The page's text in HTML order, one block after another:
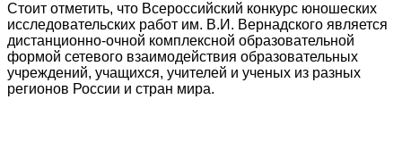
Стоит отметить, что Всероссийский конкурс юношеских
исследовательских работ им. В.И. Вернадского является
дистанционно-очной комплексной образовательной
формой сетевого взаимодействия образовательных
учреждений, учащихся, учителей и ученых из разных
регионов России и стран мира.